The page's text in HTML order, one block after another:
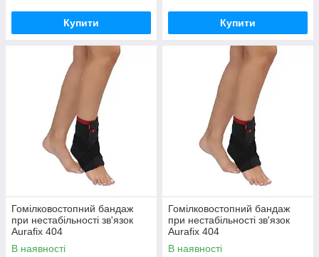
Купити Купити
Гомілковостопний бандаж
при нестабільності зв'язок
Aurafix 404
В наявності
Гомілковостопний бандаж
при нестабільності зв'язок
Aurafix 404
В наявності